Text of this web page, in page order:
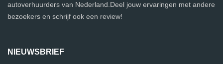
autoverhuurders van Nederland.Deel jouw ervaringen met andere
bezoekers en schrijf ook een review!
NIEUWSBRIEF